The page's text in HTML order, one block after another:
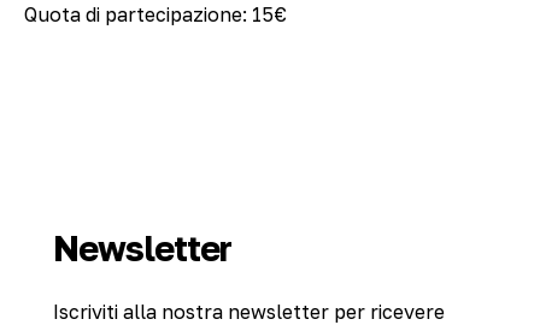
Quota di partecipazione: 15€
Newsletter
Iscriviti alla nostra newsletter per ricevere